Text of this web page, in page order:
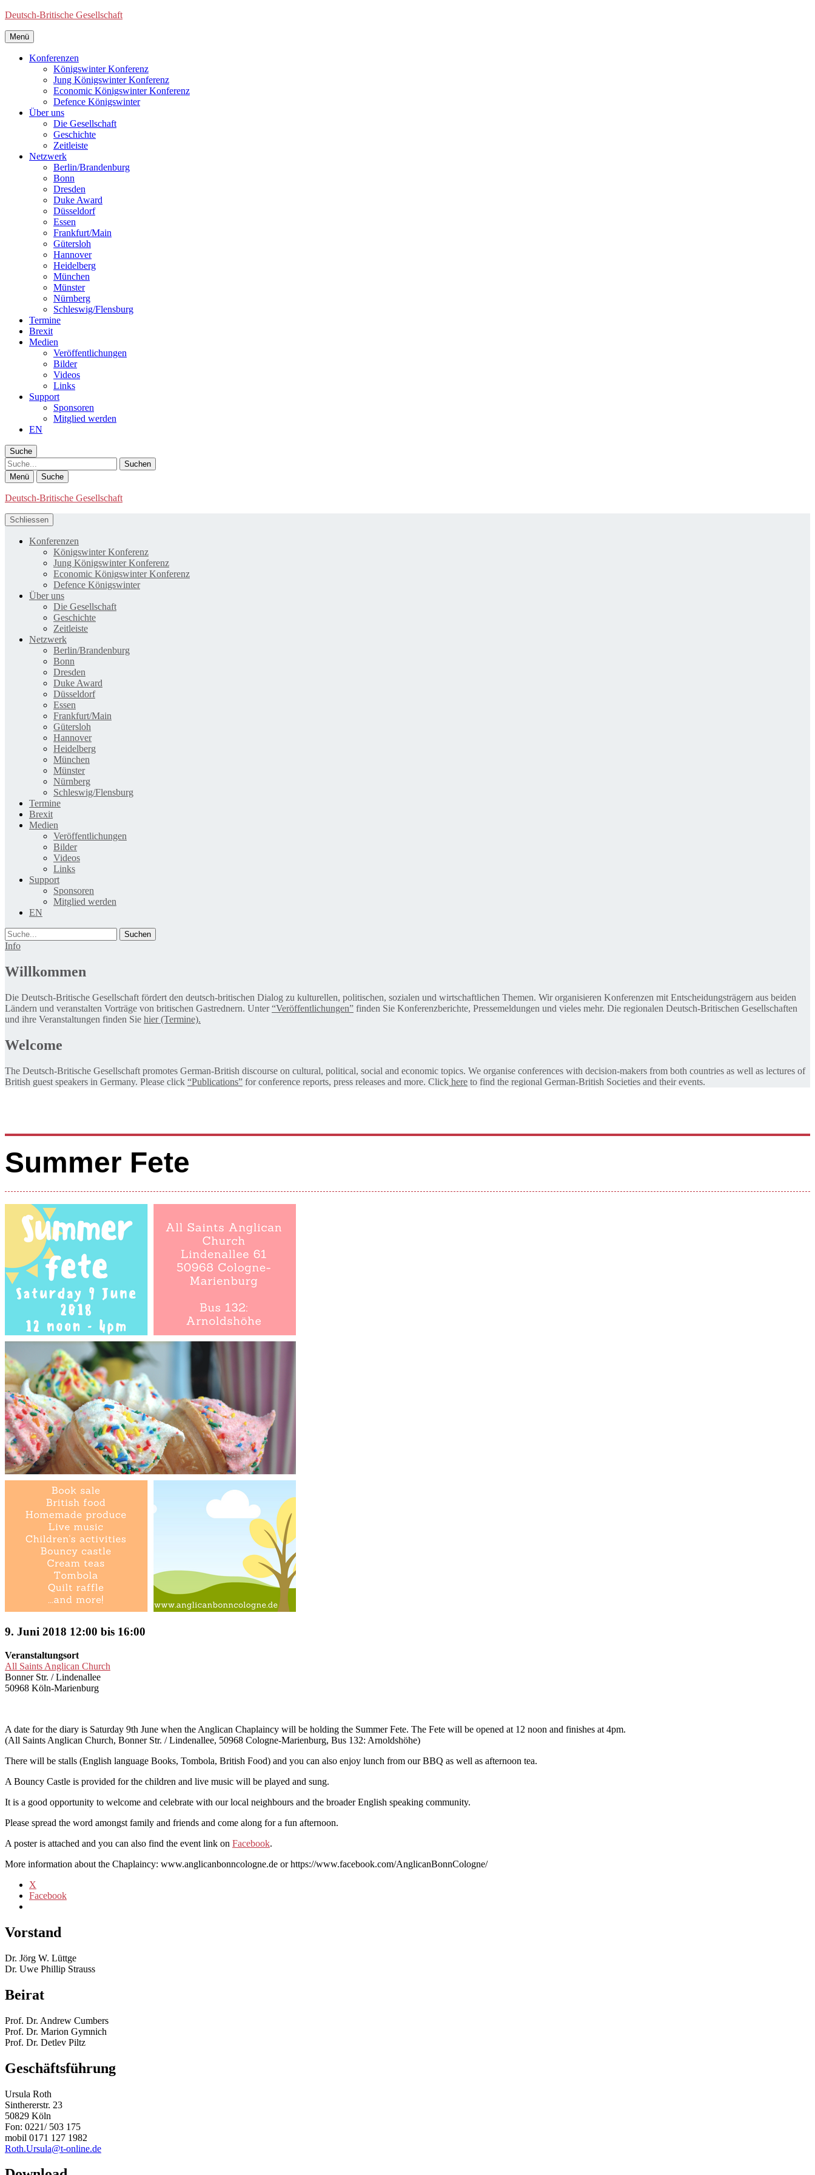
Deutsch-Britische Gesellschaft
Menü
Konferenzen
Königswinter Konferenz
Jung Königswinter Konferenz
Economic Königswinter Konferenz
Defence Königswinter
Über uns
Die Gesellschaft
Geschichte
Zeitleiste
Netzwerk
Berlin/Brandenburg
Bonn
Dresden
Duke Award
Düsseldorf
Essen
Frankfurt/Main
Gütersloh
Hannover
Heidelberg
München
Münster
Nürnberg
Schleswig/Flensburg
Termine
Brexit
Medien
Veröffentlichungen
Bilder
Videos
Links
Support
Sponsoren
Mitglied werden
EN
Suche
Suche
Menü Suche
Deutsch-Britische Gesellschaft
Schliessen
Konferenzen
Königswinter Konferenz
Jung Königswinter Konferenz
Economic Königswinter Konferenz
Defence Königswinter
Über uns
Die Gesellschaft
Geschichte
Zeitleiste
Netzwerk
Berlin/Brandenburg
Bonn
Dresden
Duke Award
Düsseldorf
Essen
Frankfurt/Main
Gütersloh
Hannover
Heidelberg
München
Münster
Nürnberg
Schleswig/Flensburg
Termine
Brexit
Medien
Veröffentlichungen
Bilder
Videos
Links
Support
Sponsoren
Mitglied werden
EN
Suche
Info
Willkommen
Die Deutsch-Britische Gesellschaft fördert den deutsch-britischen Dialog zu kulturellen, politischen, sozialen und wirtschaftlichen Themen. Wir organisieren Konferenzen mit Entscheidungsträgern aus beiden
Ländern und veranstalten Vorträge von britischen Gastrednern. Unter“Veröffentlichungen” finden Sie Konferenzberichte, Pressemeldungen und vieles mehr. Die regionalen Deutsch-Britischen Gesellschaften
und ihre Veranstaltungen finden Sie hier (Termine).
Welcome
The Deutsch-Britische Gesellschaft promotes German-British discourse on cultural, political, social and economic topics. We organise conferences with decision-makers from both countries as well as lectures of
British guest speakers in Germany. Please click “Publications” for conference reports, press releases and more. Click here to find the regional German-British Societies and their events.
Summer Fete
9. Juni 2018 12:00 bis 16:00
Veranstaltungsort
All Saints Anglican Church
Bonner Str. / Lindenallee
50968 Köln-Marienburg
A date for the diary is Saturday 9th June when the Anglican Chaplaincy will be holding the Summer Fete. The Fete will be opened at 12 noon and finishes at 4pm.
(All Saints Anglican Church, Bonner Str. / Lindenallee, 50968 Cologne-Marienburg, Bus 132: Arnoldshöhe)
There will be stalls (English language Books, Tombola, British Food) and you can also enjoy lunch from our BBQ as well as afternoon tea.
A Bouncy Castle is provided for the children and live music will be played and sung.
It is a good opportunity to welcome and celebrate with our local neighbours and the broader English speaking community.
Please spread the word amongst family and friends and come along for a fun afternoon.
A poster is attached and you can also find the event link on Facebook.
More information about the Chaplaincy: www.anglicanbonncologne.de or https://www.facebook.com/AnglicanBonnCologne/
X
Facebook
Vorstand
Dr. Jörg W. Lüttge
Dr. Uwe Phillip Strauss
Beirat
Prof. Dr. Andrew Cumbers
Prof. Dr. Marion Gymnich
Prof. Dr. Detlev Piltz
Geschäftsführung
Ursula Roth
Sinthererstr. 23
50829 Köln
Fon: 0221/ 503 175
mobil 0171 127 1982
Roth.Ursula@t-online.de